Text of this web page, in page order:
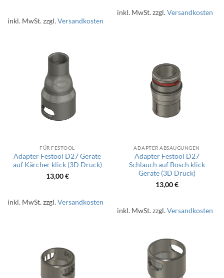
inkl. MwSt.zzgl.Versandkosten
inkl. MwSt.zzgl.Versandkosten
FÜR FESTOOL
Adapter Festool D27 Geräte
auf Kärcher klick (3D Druck)
13,00€
inkl. MwSt.zzgl.Versandkosten
ADAPTER ABSAUGUNGEN
Adapter Festool D27
Schlauch auf Bosch klick
Geräte (3D Druck)
13,00€
inkl. MwSt.zzgl.Versandkosten